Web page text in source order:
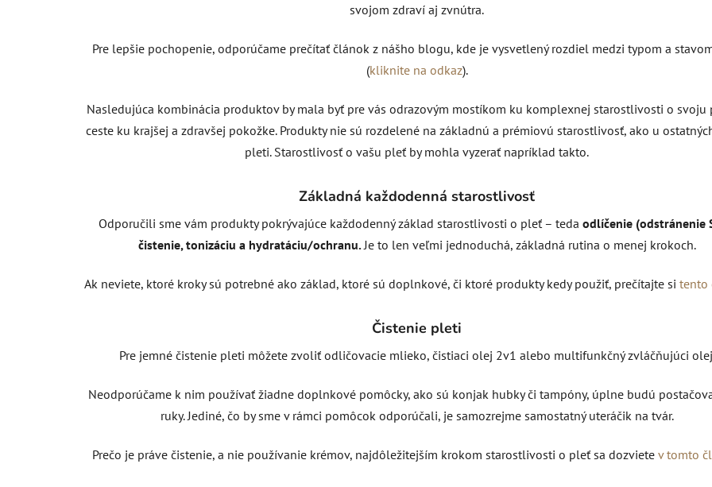
svojom zdraví aj zvnútra.
Pre lepšie pochopenie, odporúčame prečítať článok z nášho blogu, kde je vysvetlený rozdiel medzi typom a
(kliknite na odkaz).
Nasledujúca kombinácia produktov by mala byť pre vás odrazovým mostíkom ku komplexnej starostlivosti o svoju
ceste ku krajšej a zdravšej pokožke. Produkty nie sú rozdelené na základnú a prémiovú starostlivosť, ako u
pleti. Starostlivosť o vašu pleť by mohla vyzerať napríklad takto.
Základná každodenná starostlivosť
Odporučili sme vám produkty pokrývajúce každodenný základ starostlivosti o pleť – teda odlíčenie (odstránenie
čistenie, tonizáciu a hydratáciu/ochranu. Je to len veľmi jednoduchá, základná rutina o menej krokoch.
Ak neviete, ktoré kroky sú potrebné ako základ, ktoré sú doplnkové, či ktoré produkty kedy použiť, prečítajte si tento
Čistenie pleti
Pre jemné čistenie pleti môžete zvoliť odličovacie mlieko, čistiaci olej 2v1 alebo multifunkčný zvláčňujúci
Neodporúčame k nim používať žiadne doplnkové pomôcky, ako sú konjak hubky či tampóny, úplne budú
ruky. Jediné, čo by sme v rámci pomôcok odporúčali, je samozrejme samostatný uteráčik na tvár.
Prečo je práve čistenie, a nie používanie krémov, najdôležitejším krokom starostlivosti o pleť sa dozviete v tomto